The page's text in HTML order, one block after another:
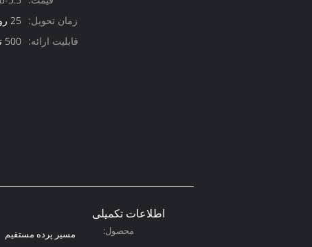
زمان تحویل:
25 روز
قابلیت ارائه: 500 تن در ماه
اطلاعات تکمیلی
محصول: مسیر پرده مستقیم